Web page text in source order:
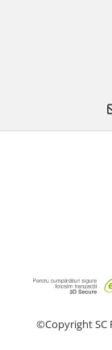
©Copyright SC